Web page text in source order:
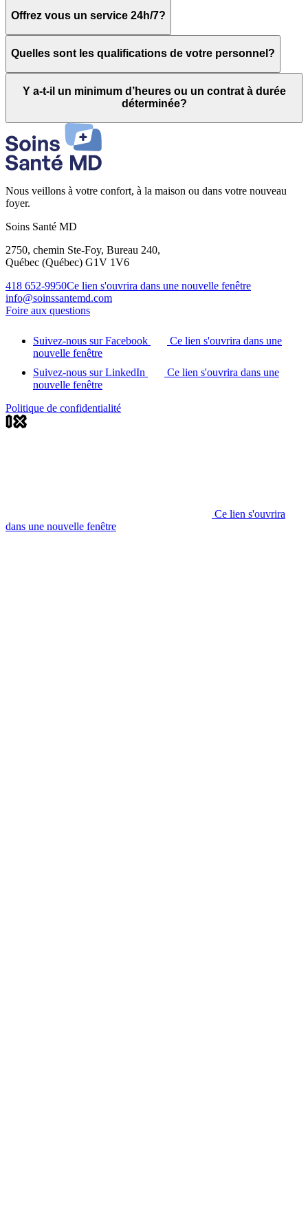
Offrez vous un service 24h/7?
Quelles sont les qualifications de votre personnel?
Y a-t-il un minimum d’heures ou un contrat à durée
déterminée?
Nous veillons à votre confort, à la maison ou dans votre nouveau
foyer.
Soins Santé MD
2750, chemin Ste-Foy, Bureau 240,
Québec (Québec) G1V 1V6
418 652-9950Ce lien s'ouvrira dans une nouvelle fenêtre
info@soinssantemd.com
Foire aux questions
Suivez-nous sur Facebook
Ce lien s'ouvrira dans une
nouvelle fenêtre
Suivez-nous sur LinkedIn
Ce lien s'ouvrira dans une
nouvelle fenêtre
Politique de confidentialité
Ce lien s'ouvrira
dans une nouvelle fenêtre